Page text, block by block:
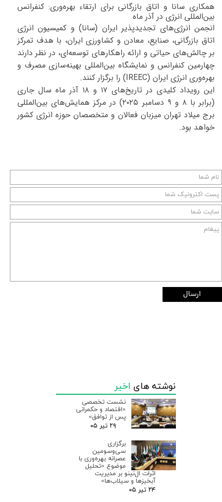
همکاری سانا و اتاق بازرگانی برای ارتقاء بهره‌وری: کنفرانس
بین‌المللی انرژی در آذر ماه
انجمن انرژی‌های تجدیدپذیر ایران (سانا) و کمیسیون انرژی
اتاق بازرگانی، صنایع، معادن و کشاورزی ایران، با هدف تمرکز
بر چالش‌های حیاتی و ارائه راهکارهای توسعه‌ای، در نظر دارند
چهارمین کنفرانس و نمایشگاه بین‌المللی بهینه‌سازی مصرف و
بهره‌وری انرژی ایران (IREEC) را برگزار کنند.
این رویداد کلیدی در تاریخ‌های ۱۷ و ۱۸ آذر ماه سال جاری
(برابر با ۸ و ۹ دسامبر ۲۰۲۵) در مرکز همایش‌های بین‌المللی
برج میلاد تهران میزبان فعالان و متخصصان حوزه انرژی کشور
خواهد بود.
ارسال
نوشته های اخیر
نشست تخصصی
«اقتصاد و حکمرانی
پس از توافق»
۲۹ تیر ۰۵
برگزاری
سی‌وسومین
عصرانه بهره‌وری با
موضوع «تحلیل
اثرات ال‌نینو بر مدیریت
آبخیزها و سیلاب‌ها»
۲۴ تیر ۰۵